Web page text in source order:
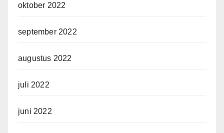
oktober 2022
september 2022
augustus 2022
juli 2022
juni 2022